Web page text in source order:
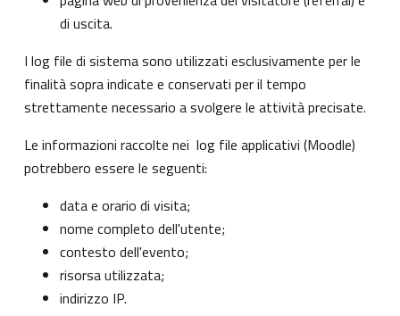
di uscita.
I log file di sistema sono utilizzati esclusivamente per le
finalità sopra indicate e conservati per il tempo
strettamente necessario a svolgere le attività precisate.
Le informazioni raccolte nei log file applicativi (Moodle)
potrebbero essere le seguenti:
data e orario di visita;
nome completo dell'utente;
contesto dell'evento;
risorsa utilizzata;
indirizzo IP.